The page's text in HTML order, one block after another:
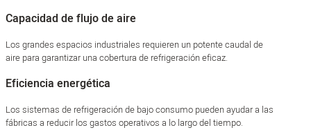
Capacidad de flujo de aire
Los grandes espacios industriales requieren un potente caudal de
aire para garantizar una cobertura de refrigeración eficaz.
Eficiencia energética
Los sistemas de refrigeración de bajo consumo pueden ayudar a las
fábricas a reducir los gastos operativos a lo largo del tiempo.